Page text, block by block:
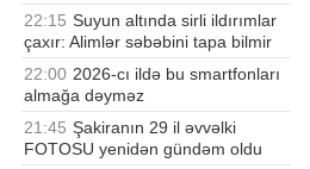
22:15 Suyun altında sirli ildırımlar
çaxır: Alimlər səbəbini tapa bilmir
22:00 2026-cı ildə bu smartfonları
almağa dəyməz
21:45 Şakiranın 29 il əvvəlki
FOTOSU yenidən gündəm oldu